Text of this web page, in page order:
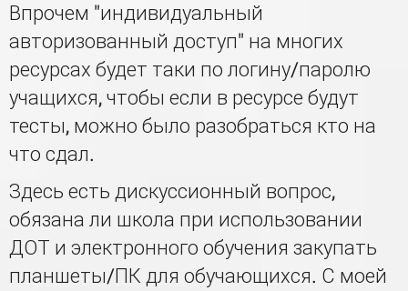
Впрочем "индивидуальный
авторизованный доступ" на многих
ресурсах будет таки по логину/паролю
учащихся, чтобы если в ресурсе будут
тесты, можно было разобраться кто на
что сдал.
Здесь есть дискуссионный вопрос,
обязана ли школа при использовании
ДОТ и электронного обучения закупать
планшеты/ПК для обучающихся. С моей